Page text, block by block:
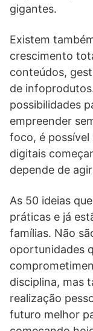
gigantes.
Existem
crescimento
conteúdos,
de
possibilidades
empreender
foco, é
digitais
depende de
As 50 ideias
práticas e já
famílias. Não
oportunidades
disciplina, mas
realização
futuro melhor